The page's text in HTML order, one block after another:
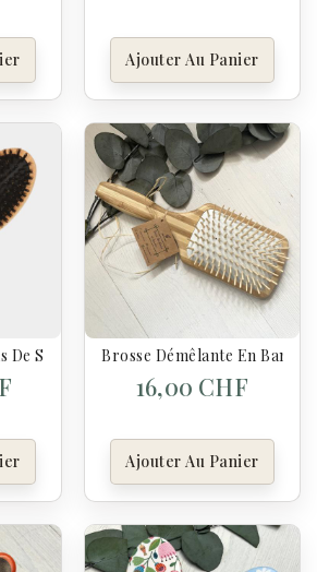
Ajouter Au Panier
De Sanglier - AnaéBrosse Démêlante En
16,00 CHF
Ajouter Au Panier